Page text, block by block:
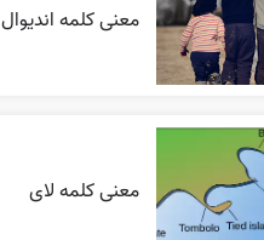
معنی کلمه اندیوال
معنی کلمه لای